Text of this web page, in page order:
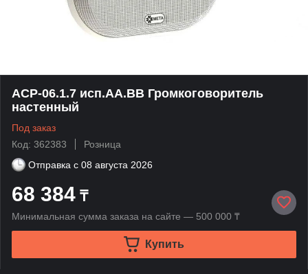
АСР-06.1.7 исп.АА.ВВ Громкоговоритель
настенный
Под заказ
Код: 362383
Розница
Отправка с 08 августа 2026
68 384 ₸
Минимальная сумма заказа на сайте — 500 000 ₸
Купить